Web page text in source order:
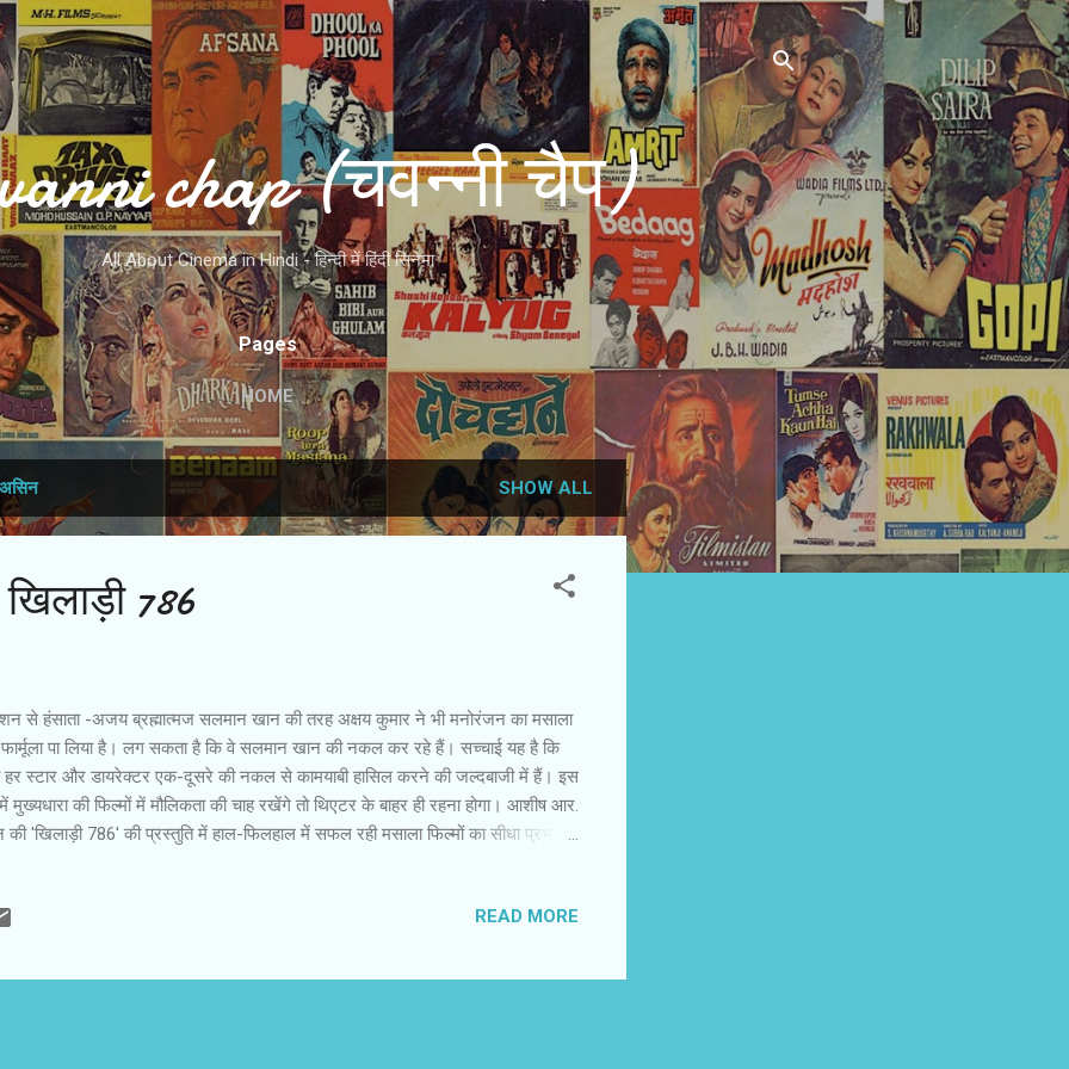
Skip to main content
chap (चवन्नी चैप)
All About Cinema in Hindi - हिन्दी में हिंदी सिनेमा
Pages
HOME
असिन SHOW ALL
786
से हंसाता -अजय ब्रह्मात्‍मज सलमान खान की तरह अक्षय कुमार ने भी मनोरंजन का मसाला
पा लिया है। लग सकता है कि वे सलमान खान की नकल कर रहे हैं। सच्चाई यह है कि
हर स्टार और डायरेक्टर एक-दूसरे की नकल से कामयाबी हासिल करने की जल्दबाजी में हैं। इस
मुख्यधारा की फिल्मों में मौलिकता की चाह रखेंगे तो थिएटर के बाहर ही रहना होगा। आशीष आर.
की 'खिलाड़ी 786' की प्रस्तुति में हाल-फिलहाल में सफल रही मसाला फिल्मों का सीधा प्रभाव
हैं। सेकेंड लीड में वे मनसुख भाई के रूप में भी दिखाई पड़ते हैं। पिछली कुछ फिल्मों में दर्शकों द्वारा
गया कि यह अक्षय कुमार की 'खिलाड़ी' सीरिज की फिल्म है, लेकिन यह दावा फिल्म के टायटल
READ MORE